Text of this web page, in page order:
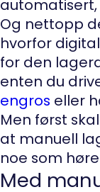
Og nettopp
hvorfor
for den
enten du
engros eller
Men først
at manuell
noe som
Med